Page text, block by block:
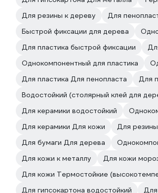
Для резины к дереву
Для
Быстрой фиксации для дерева
Для пластика быстрой фиксации
Однокомпонентный для пластика
Для пластика Для пенопласта
Для
Водостойкий (столярный клей для
Для керамики водостойкий
Для керамики Для кожи
Для
Для бумаги Для дерева
Для кожи к металлу
Для кожи
Для кожи Термостойкие
Для гипсокартона водостойкий
Для